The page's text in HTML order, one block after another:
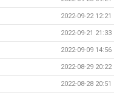
2022-09-22 12:21
2022-09-21 21:33
2022-09-09 14:56
2022-08-29 20:22
2022-08-28 20:51